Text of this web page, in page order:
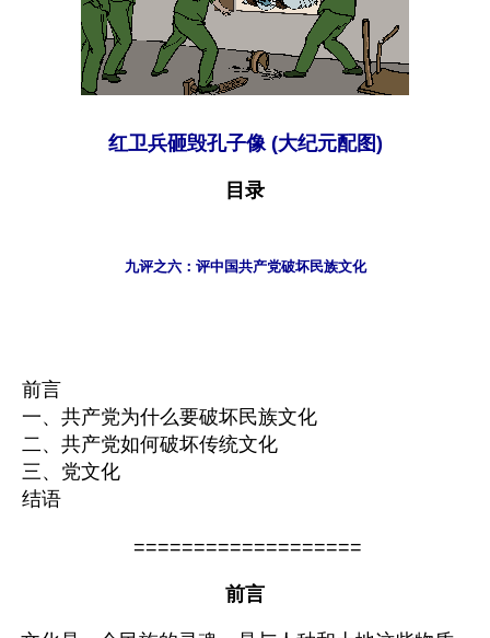
红卫兵砸毁孔子像 (大纪元配图)
目录
九评之六：评中国共产党破坏民族文化
前言
一、共产党为什么要破坏民族文化
二、共产党如何破坏传统文化
三、党文化
结语
===================
前言